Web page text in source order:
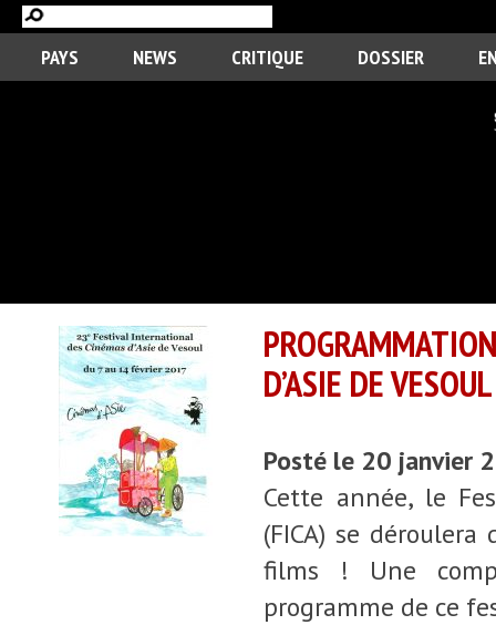
PAYS NEWS CRITIQUE DOSSIER
D’ASIE DE
Posté le 20 janvier
Cette année, le
(FICA) se
films ! Une
programme de ce